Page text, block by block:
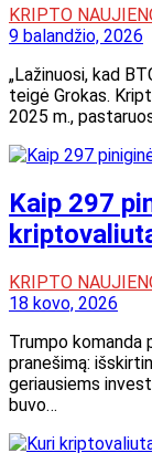
KRIPTO
9 balandžio, 2026
„Lažinuosi, kad
teigė Grokas.
2025 m.,
Kaip 297
KRIPTO
18 kovo, 2026
Trumpo
pranešimą:
geriausiems
buvo…